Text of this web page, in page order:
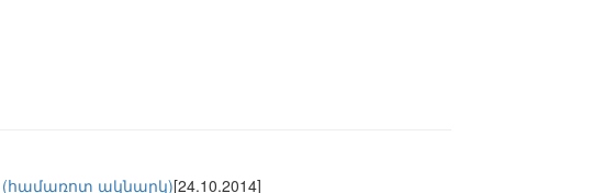
(համառոտ ակնարկ)[24.10.2014]